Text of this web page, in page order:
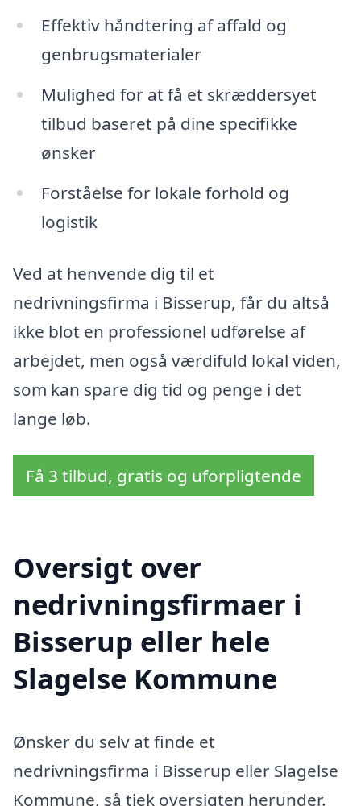
Effektiv håndtering af affald og
genbrugsmaterialer
Mulighed for at få et skræddersyet
tilbud baseret på dine specifikke
ønsker
Forståelse for lokale forhold og
logistik
Ved at henvende dig til et
nedrivningsfirma i Bisserup, får du altså
ikke blot en professionel udførelse af
arbejdet, men også værdifuld lokal viden,
som kan spare dig tid og penge i det
lange løb.
Få 3 tilbud, gratis og uforpligtende
Oversigt over
nedrivningsfirmaer i
Bisserup eller hele
Slagelse Kommune
Ønsker du selv at finde et
nedrivningsfirma i Bisserup eller Slagelse
Kommune, så tjek oversigten herunder.